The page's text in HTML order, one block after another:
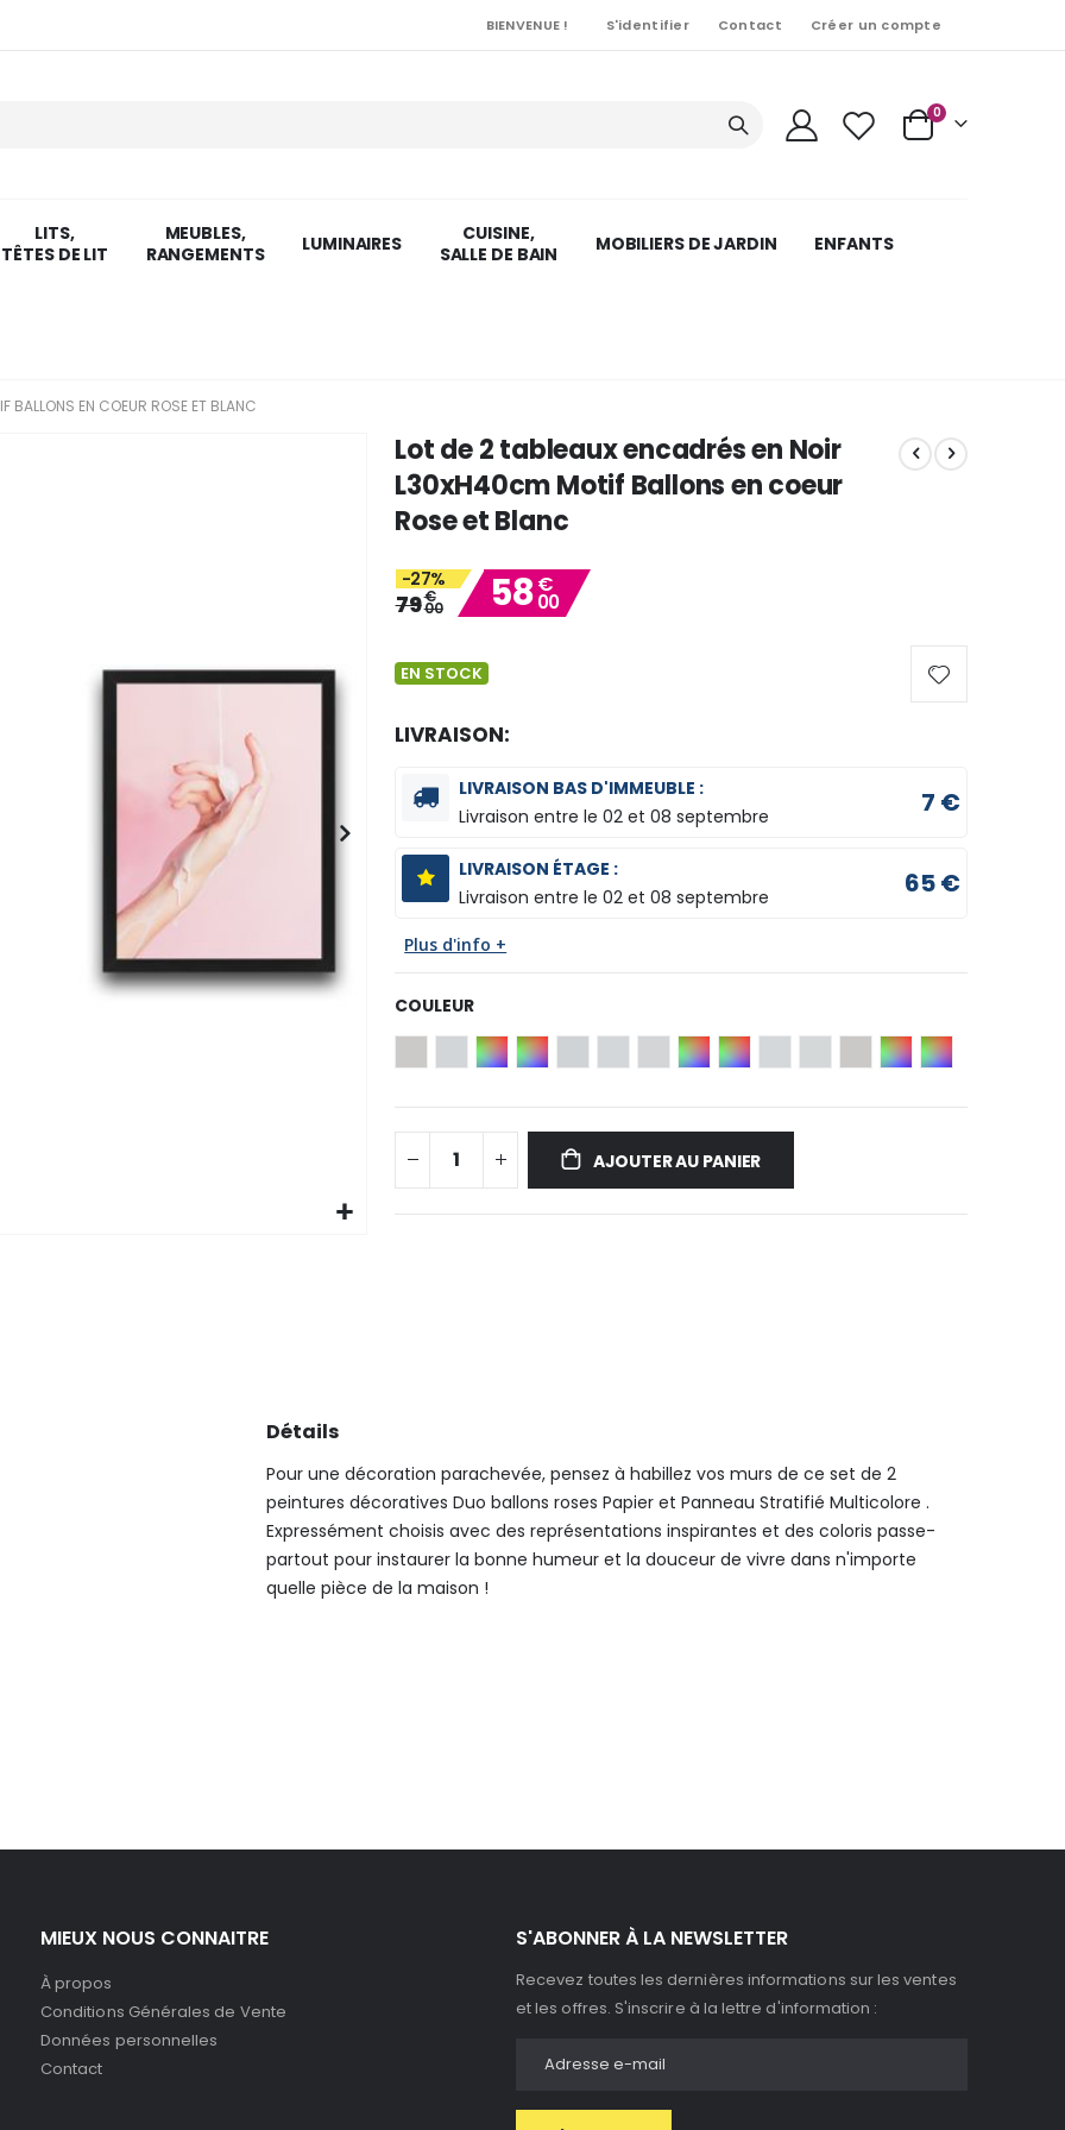
BIENVENUE ! S'identifier Contact Créer un compte
Cart
0Articles
LITS,
TÊTES DE LIT
MEUBLES,
RANGEMENTS
LUMINAIRES
CUISINE,
SALLE DE BAIN
MOBILIERS DE JARDIN ENFANTS
BALLONS EN COEUR ROSE ET BLANC
Lot de 2 tableaux encadrés en Noir
L30xH40cm Motif Ballons en coeur
Rose et Blanc
-27%
79€
00 58€
00
EN STOCK
LIVRAISON:
LIVRAISON BAS D'IMMEUBLE :
Livraison entre le02 et 08 septembre 7 €
LIVRAISON ÉTAGE :
Livraison entre le02 et 08 septembre 65 €
Plus d'info +
COULEUR
AJOUTER AU PANIER
Détails
Pour une décoration parachevée, pensez à habillez vos murs de ce set de 2
peintures décoratives Duo ballons roses Papier et Panneau Stratifié Multicolore .
Expressément choisis avec des représentations inspirantes et des coloris passe-
partout pour instaurer la bonne humeur et la douceur de vivre dans n'importe
quelle pièce de la maison !
MIEUX NOUS CONNAITRE
À propos
Conditions Générales de Vente
Données personnelles
Contact
S'ABONNER À LA NEWSLETTER
Recevez toutes les dernières informations sur les ventes
et les offres. S'inscrire à la lettre d'information :